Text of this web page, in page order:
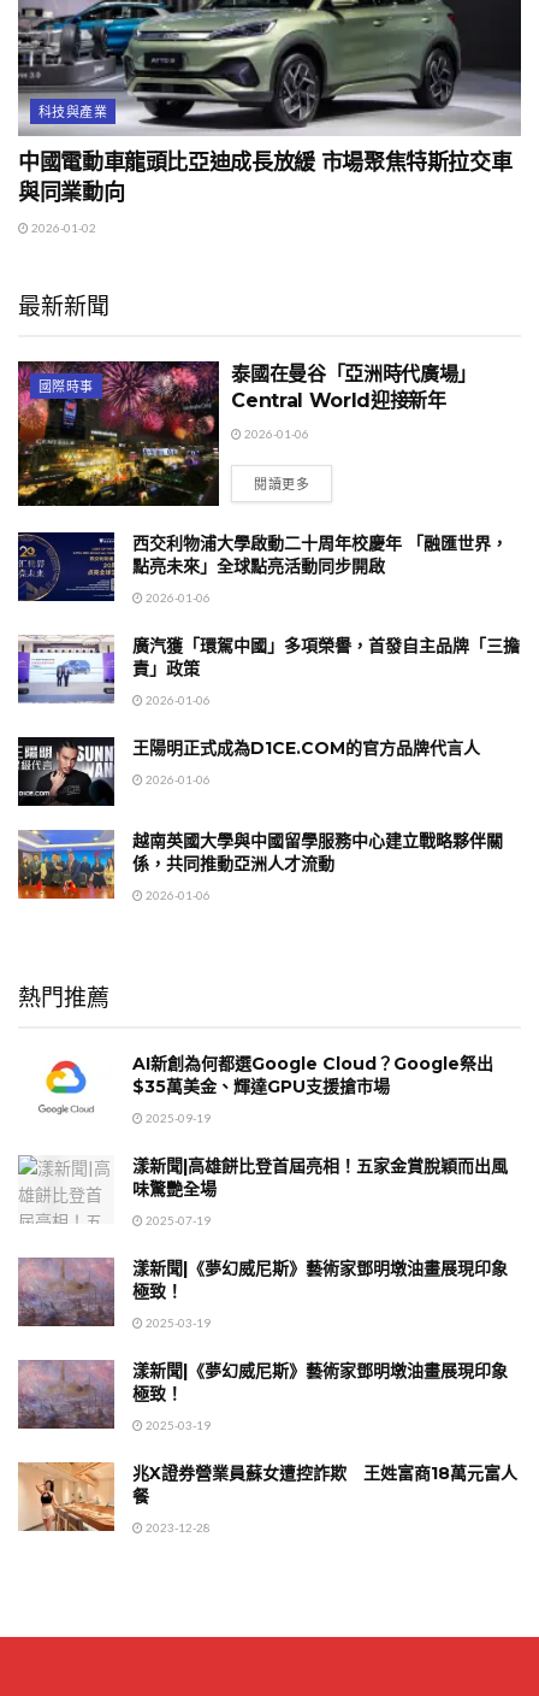
科技與產業
中國電動車龍頭比亞迪成長放緩 市場聚焦特斯拉交車
與同業動向
2026-01-02
最新新聞
國際時事
泰國在曼谷「亞洲時代廣場」
Central World迎接新年
2026-01-06
閱讀更多
西交利物浦大學啟動二十周年校慶年 「融匯世界，
點亮未來」全球點亮活動同步開啟
2026-01-06
廣汽獲「環駕中國」多項榮譽，首發自主品牌「三擔
責」政策
2026-01-06
王陽明正式成為D1CE.COM的官方品牌代言人
2026-01-06
越南英國大學與中國留學服務中心建立戰略夥伴關
係，共同推動亞洲人才流動
2026-01-06
熱門推薦
AI新創為何都選Google Cloud？Google祭出
$35萬美金、輝達GPU支援搶市場
2025-09-19
漾新聞|高雄餅比登首屆亮相！五家金賞脫穎而出風
味驚艷全場
2025-07-19
漾新聞|《夢幻威尼斯》藝術家鄧明墩油畫展現印象
極致！
2025-03-19
漾新聞|《夢幻威尼斯》藝術家鄧明墩油畫展現印象
極致！
2025-03-19
兆X證券營業員蘇女遭控詐欺 王姓富商18萬元富人
餐
2023-12-28